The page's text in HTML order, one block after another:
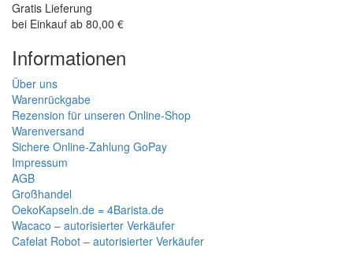
George Staf
Fast delivery. Good communication and feedback throughout the
Martynas Sagaitis
Great product. Game changer.
Will
I absolutely love 4barista. I love the message they wrote on the
delivery box. I love that they compiled a list of resources for me to
utilize for lea ...
weitere Bewertungen